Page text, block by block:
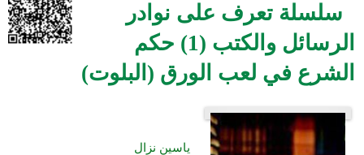
سلسلة تعرف على نوادر
الرسائل والكتب (1) حكم
الشرع في لعب الورق (البلوت)
ياسين نزال